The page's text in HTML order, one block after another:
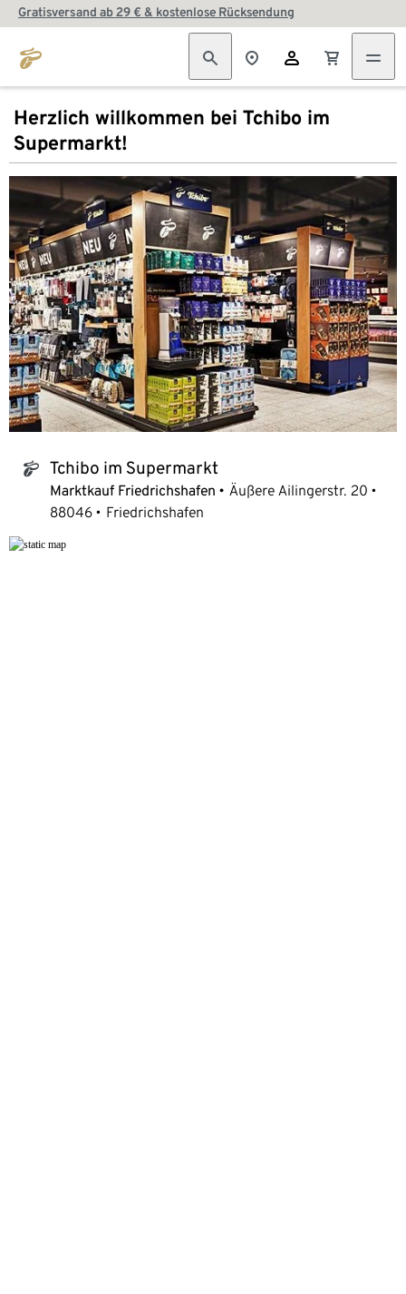
Gratisversand ab 29 € & kostenlose Rücksendung
Herzlich willkommen bei Tchibo im
Supermarkt!
tchibo_logo Tchibo im Supermarkt
Marktkauf Friedrichshafen
Äußere Ailingerstr. 20
88046
Friedrichshafen